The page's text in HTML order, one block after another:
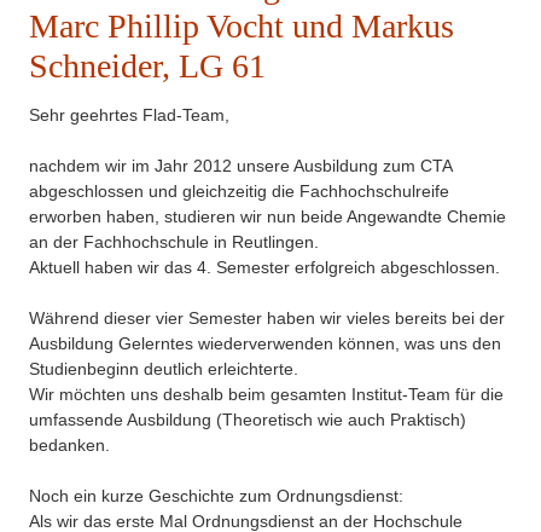
Marc Phillip Vocht und Markus
Schneider, LG 61
Sehr geehrtes Flad-Team,
nachdem wir im Jahr 2012 unsere Ausbildung zum CTA
abgeschlossen und gleichzeitig die Fachhochschulreife
erworben haben, studieren wir nun beide Angewandte Chemie
an der Fachhochschule in Reutlingen.
Aktuell haben wir das 4. Semester erfolgreich abgeschlossen.
Während dieser vier Semester haben wir vieles bereits bei der
Ausbildung Gelerntes wiederverwenden können, was uns den
Studienbeginn deutlich erleichterte.
Wir möchten uns deshalb beim gesamten Institut-Team für die
umfassende Ausbildung (Theoretisch wie auch Praktisch)
bedanken.
Noch ein kurze Geschichte zum Ordnungsdienst:
Als wir das erste Mal Ordnungsdienst an der Hochschule